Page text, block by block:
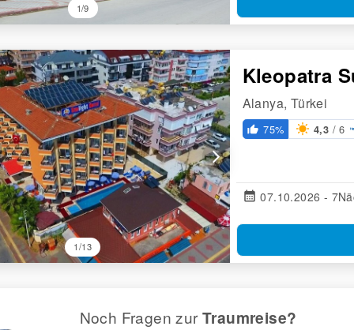
1/9
arrow_forward_ios
1/13
Kleopatra
Alanya, Türkei
thumb_up_alt 75% 4,3 / 6
calendar_month 07.10.2026 -
Noch Fragen zurTraumreise?